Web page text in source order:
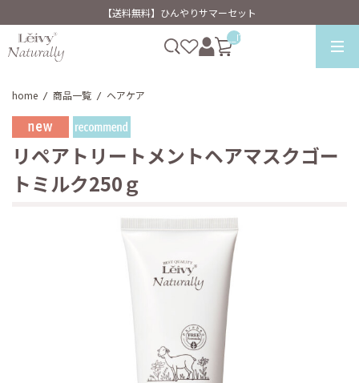
【送料無料】ひんやりサマーセット
__ITM_CNT__
home / 商品一覧 / ヘアケア
リペアトリートメントヘアマスクゴー
トミルク250ｇ